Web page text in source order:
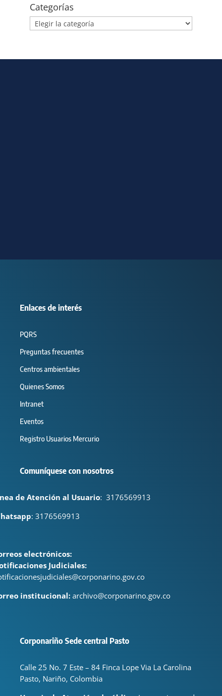
Categorías
Enlaces de interés
PQRS
Preguntas frecuentes
Centros ambientales
Quienes Somos
Intranet
Eventos
Registro Usuarios Mercurio
Comuníquese con nosotros
de Atención al Usuario: 3176569913
: 3176569913
electrónicos:
Judiciales:
institucional: archivo@corponarino.gov.co
Corponariño Sede central Pasto
Calle 25 No. 7 Este – 84 Finca Lope Via La Carolina
Pasto, Nariño, Colombia